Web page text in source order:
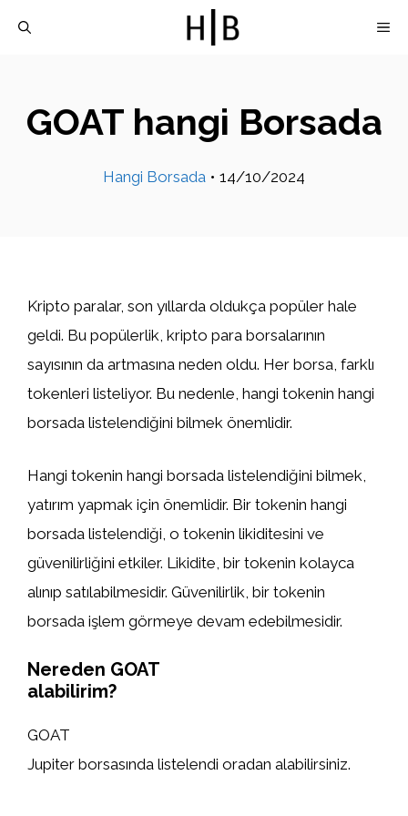
GOAT hangi Borsada
Hangi Borsada • 14/10/2024
Kripto paralar, son yıllarda oldukça popüler hale
geldi. Bu popülerlik, kripto para borsalarının
sayısının da artmasına neden oldu. Her borsa, farklı
tokenleri listeliyor. Bu nedenle, hangi tokenin hangi
borsada listelendiğini bilmek önemlidir.
Hangi tokenin hangi borsada listelendiğini bilmek,
yatırım yapmak için önemlidir. Bir tokenin hangi
borsada listelendiği, o tokenin likiditesini ve
güvenilirliğini etkiler. Likidite, bir tokenin kolayca
alınıp satılabilmesidir. Güvenilirlik, bir tokenin
borsada işlem görmeye devam edebilmesidir.
Nereden GOAT
alabilirim?
GOAT
Jupiter borsasında listelendi oradan alabilirsiniz.